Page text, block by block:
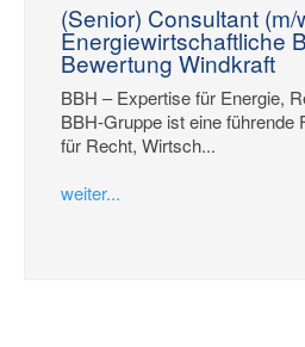
(Senior) Consultant (m/
Energiewirtschaftliche
Bewertung Windkraft
BBH – Expertise für Energie,
BBH-Gruppe ist eine führende
für Recht, Wirtsch...
weiter...